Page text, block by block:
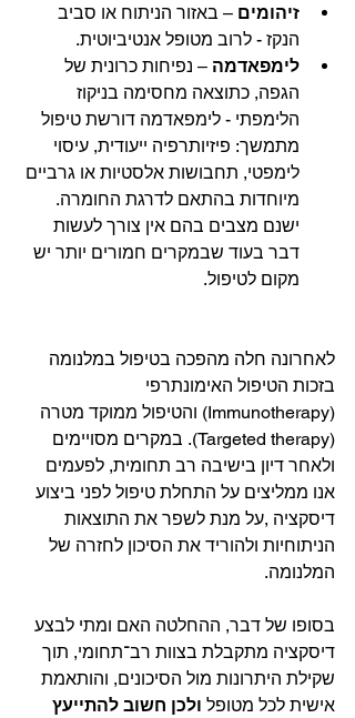
זיהומים – באזור הניתוח או סביב
הנקז - לרוב מטופל אנטיביוטית.
לימפאדמה – נפיחות כרונית של
הגפה, כתוצאה מחסימה בניקוז
הלימפתי - לימפאדמה דורשת טיפול
מתמשך: פיזיותרפיה ייעודית, עיסוי
לימפטי, תחבושות אלסטיות או גרביים
מיוחדות בהתאם לדרגת החומרה.
ישנם מצבים בהם אין צורך לעשות
דבר בעוד שבמקרים חמורים יותר יש
מקום לטיפול.
לאחרונה חלה מהפכה בטיפול במלנומה
בזכות הטיפול האימונתרפי
(Immunotherapy) והטיפול ממוקד מטרה
(Targeted therapy). במקרים מסויימים
ולאחר דיון בישיבה רב תחומית, לפעמים
אנו ממליצים על התחלת טיפול לפני ביצוע
דיסקציה ,על מנת לשפר את התוצאות
הניתוחיות ולהוריד את הסיכון לחזרה של
המלנומה.
בסופו של דבר, ההחלטה האם ומתי לבצע
דיסקציה מתקבלת בצוות רב־תחומי, תוך
שקילת היתרונות מול הסיכונים, והותאמת
אישית לכל מטופל ולכן חשוב להתייעץ